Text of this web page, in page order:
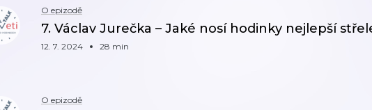
O epizodě
7. Václav Jurečka – Jaké nosí hodinky nejlepší
12. 7. 2024 28 min
O epizodě